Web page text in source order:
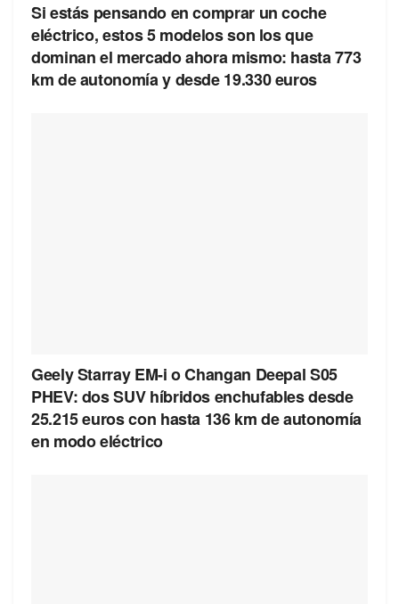
Si estás pensando en comprar un coche
eléctrico, estos 5 modelos son los que
dominan el mercado ahora mismo: hasta 773
km de autonomía y desde 19.330 euros
Geely Starray EM-i o Changan Deepal S05
PHEV: dos SUV híbridos enchufables desde
25.215 euros con hasta 136 km de autonomía
en modo eléctrico